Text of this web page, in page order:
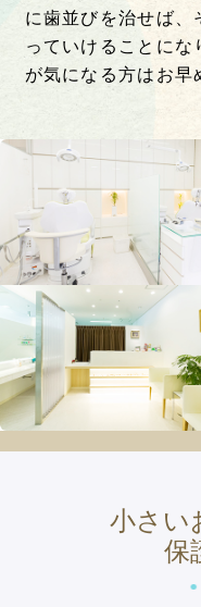
に歯並びを治せば、
っていけることに
が気になる方はお
小さい
保